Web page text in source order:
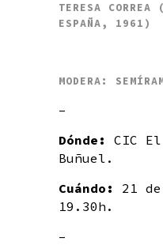
TERESA CORREA
ESPAÑA, 1961)
MODERA:
–
Dónde: CIC
Buñuel.
Cuándo: 21
19.30h.
–